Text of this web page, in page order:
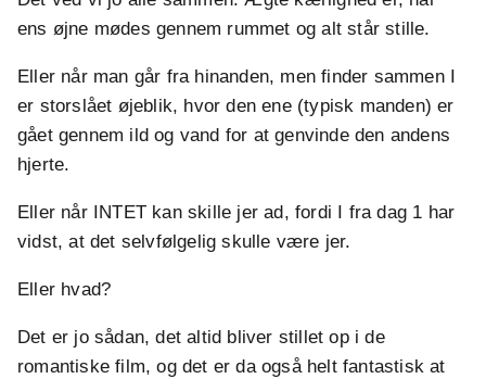
ens øjne mødes gennem rummet og alt står stille.
Eller når man går fra hinanden, men finder sammen I
er storslået øjeblik, hvor den ene (typisk manden) er
gået gennem ild og vand for at genvinde den andens
hjerte.
Eller når INTET kan skille jer ad, fordi I fra dag 1 har
vidst, at det selvfølgelig skulle være jer.
Eller hvad?
Det er jo sådan, det altid bliver stillet op i de
romantiske film, og det er da også helt fantastisk at